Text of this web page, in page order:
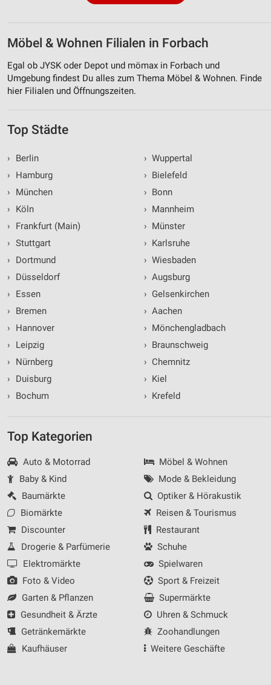
Möbel & Wohnen Filialen in Forbach
Egal ob JYSK oder Depot und mömax in Forbach und
Umgebung findest Du alles zum Thema Möbel & Wohnen. Finde
hier Filialen und Öffnungszeiten.
Top Städte
›
Berlin
›
Hamburg
›
München
›
Köln
›
Frankfurt (Main)
› Stuttgart
›
Dortmund
›
Düsseldorf
›
Essen
›
Bremen
›
Hannover
›
Leipzig
›
Nürnberg
›
Duisburg
›
Bochum
› Wuppertal
› Bielefeld
› Bonn
› Mannheim
› Münster
› Karlsruhe
› Wiesbaden
› Augsburg
› Gelsenkirchen
› Aachen
› Mönchengladbach
› Braunschweig
› Chemnitz
› Kiel
› Krefeld
Top Kategorien
Auto & Motorrad
Baby & Kind
Baumärkte
Biomärkte
Discounter
Drogerie & Parfümerie
Elektromärkte
Foto & Video
Garten & Pflanzen
Gesundheit & Ärzte
Getränkemärkte
Kaufhäuser
Möbel & Wohnen
Mode & Bekleidung
Optiker & Hörakustik
Reisen & Tourismus
Restaurant
Schuhe
Spielwaren
Sport & Freizeit
Supermärkte
Uhren & Schmuck
Zoohandlungen
Weitere Geschäfte